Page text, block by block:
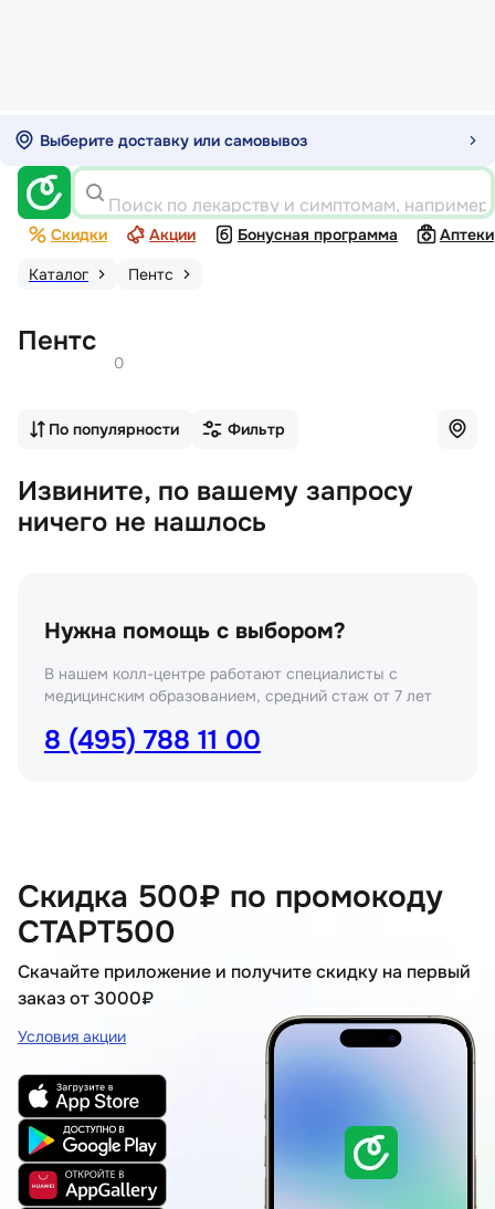
Выберите доставку или самовывоз
Поиск по лекарству и симптомам,
Скидки Акции Бонусная программа
Аптеки
Каталог
Пентс
Пентс
0
По популярности Фильтр
Извините, по вашему запросу
ничего не нашлось
Нужна помощь с выбором?
В нашем колл-центре работают специалисты с
медицинским образованием, средний стаж от 7 лет
8 (495) 788 11 00
Скидка 500₽ по промокоду
СТАРТ500
Скачайте приложение и получите скидку на первый
заказ от 3000₽
Условия акции